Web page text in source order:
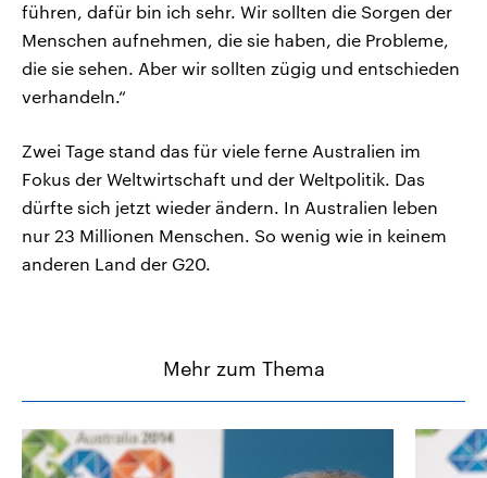
führen, dafür bin ich sehr. Wir sollten die Sorgen der
Menschen aufnehmen, die sie haben, die Probleme,
die sie sehen. Aber wir sollten zügig und entschieden
verhandeln.“
Zwei Tage stand das für viele ferne Australien im
Fokus der Weltwirtschaft und der Weltpolitik. Das
dürfte sich jetzt wieder ändern. In Australien leben
nur 23 Millionen Menschen. So wenig wie in keinem
anderen Land der G20.
Mehr zum Thema